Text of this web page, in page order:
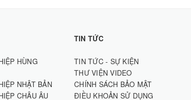
HÙNG
NHẬT BẢN
CHÂU ÂU
TIN TỨC
TIN TỨC - SỰ KIỆN
THƯ VIỆN VIDEO
CHÍNH SÁCH BẢO MẬT
ĐIỀU KHOẢN SỬ DỤNG